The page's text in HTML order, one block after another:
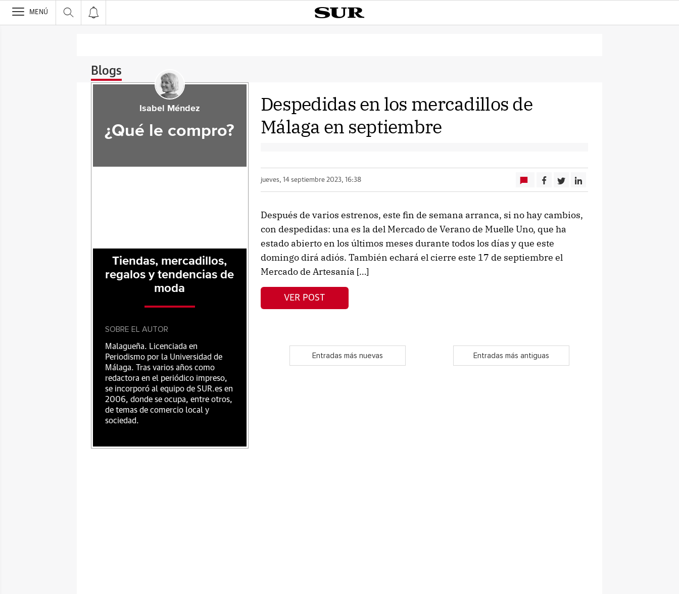
>
MENÚ
Blogs
Despedidas en los mercadillos de
Málaga en septiembre
jueves, 14 septiembre 2023, 16:38
Después de varios estrenos, este fin de semana arranca, si no hay cambios,
con despedidas: una es la del Mercado de Verano de Muelle Uno, que ha
estado abierto en los últimos meses durante todos los días y que este
domingo dirá adiós. También echará el cierre este 17 de septiembre el
Mercado de Artesanía […]
VER POST
Entradas más nuevas Entradas más antiguas
Isabel Méndez
¿Qué le compro?
Tiendas, mercadillos,
regalos y tendencias de
moda
SOBRE EL AUTOR
Malagueña. Licenciada en
Periodismo por la Universidad de
Málaga. Tras varios años como
redactora en el periódico impreso,
se incorporó al equipo de SUR.es en
2006, donde se ocupa, entre otros,
de temas de comercio local y
sociedad.